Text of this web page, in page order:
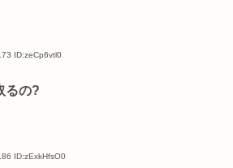
ID:zeCp6vtl0
るの?
ID:zExkHfsO0